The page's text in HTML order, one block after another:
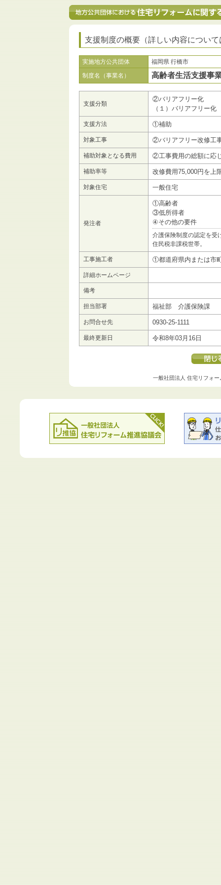
支援制度の概要（詳しい内容につい
実施地方公共団体
福岡県 行橋市
制度名（事業名）
高齢者生活支援事
支援分類
②バリアフリー化
（１）バリアフリー化
支援方法 ①補助
対象工事 ②バリアフリー改修工
補助対象となる費用 ②工事費用の総額に応
補助率等 改修費用75,000円を上
対象住宅 一般住宅
発注者
①高齢者
③低所得者
④その他の要件
介護保険制度の認定を受
住民税非課税世帯。
工事施工者 ①都道府県内または市
詳細ホームページ
備考
担当部署 福祉部 介護保険課
お問合せ先 0930-25-1111
最終更新日 令和8年03月16日
一般社団法人 住宅リフォー